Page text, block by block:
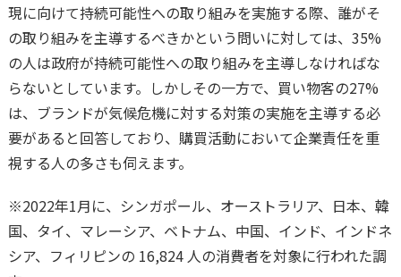
現に向けて持続可能性への取り組みを実施する際、誰がそ
の取り組みを主導するべきかという問いに対しては、35%
の人は政府が持続可能性への取り組みを主導しなければな
らないとしています。しかしその一方で、買い物客の27%
は、ブランドが気候危機に対する対策の実施を主導する必
要があると回答しており、購買活動において企業責任を重
視する人の多さも伺えます。
※2022年1月に、シンガポール、オーストラリア、日本、韓
国、タイ、マレーシア、ベトナム、中国、インド、インドネ
シア、フィリピンの 16,824 人の消費者を対象に行われた調